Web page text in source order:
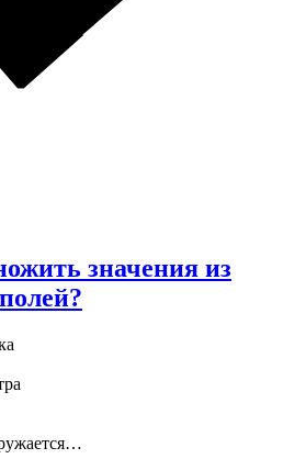
значения из